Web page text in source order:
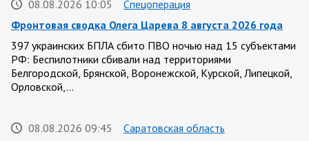
08.08.2026 10:05
Спецоперация
Фронтовая сводка Олега Царева 8 августа 2026 года
397 украинских БПЛА сбито ПВО ночью над 15 субъектами
РФ: Беспилотники сбивали над территориями
Белгородской, Брянской, Воронежской, Курской, Липецкой,
Орловской,…
08.08.2026 09:45
Саратовская область